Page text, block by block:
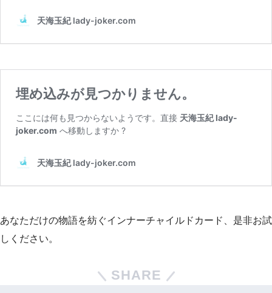
あなただけの物語を紡ぐインナーチャイルドカード、是非お試
しください。
SHARE